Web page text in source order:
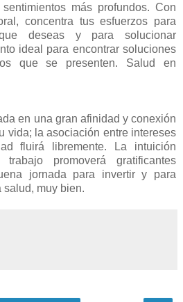
más profundos. Con
concentra tus esfuerzos para
deseas y para solucionar
ideal para encontrar soluciones
que se presenten. Salud en
en una gran afinidad y conexión
vida; la asociación entre intereses
fluirá libremente. La intuición
promoverá gratificantes
jornada para invertir y para
salud, muy bien.